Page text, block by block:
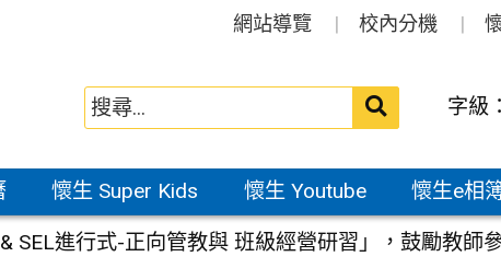
網站導覽 校內分機
送出 字級：
懷生 Super Kids 懷生 Youtube 懷生e相
SEL進行式-正向管教與 班級經營研習」，鼓勵教師